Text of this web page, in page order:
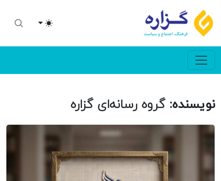
Toggle theme
نویسنده:گروه رسانه‌ای گزاره